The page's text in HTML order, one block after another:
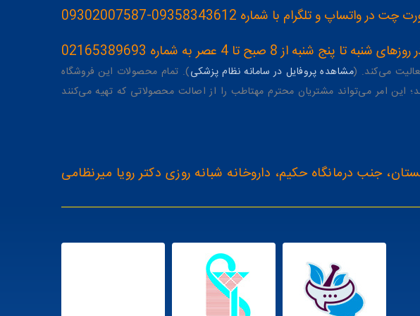
و تلگرام با شماره 09358343612-09302007587
پنج شنبه از 8 صبح تا 4 عصر به شماره 02165389693
مشاهده پروفایل در سامانه نظام پزشکی). تمام محصولات این فروشگاه
امر می‌تواند مشتریان محترم مهتاطب را از اصالت محصولاتی که تهیه می‌کنند
جنب درمانگاه حکیم، داروخانه شبانه روزی دکتر رویا میرنظامی